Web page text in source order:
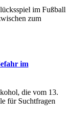
im Fußball
zum
im
die vom 13.
für Suchtfragen